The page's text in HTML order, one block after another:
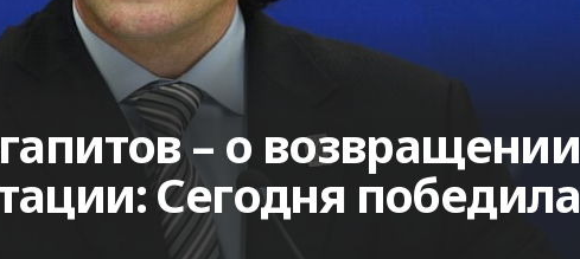
– о возвращении
Сегодня победила